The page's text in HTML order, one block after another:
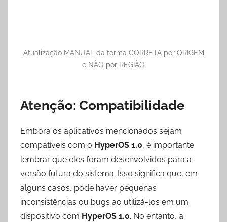
Atualização MANUAL da forma CORRETA por ORIGEM
e NÃO por REGIÃO
Atenção: Compatibilidade
Embora os aplicativos mencionados sejam
compatíveis com o HyperOS 1.0, é importante
lembrar que eles foram desenvolvidos para a
versão futura do sistema. Isso significa que, em
alguns casos, pode haver pequenas
inconsistências ou bugs ao utilizá-los em um
dispositivo com HyperOS 1.0. No entanto, a